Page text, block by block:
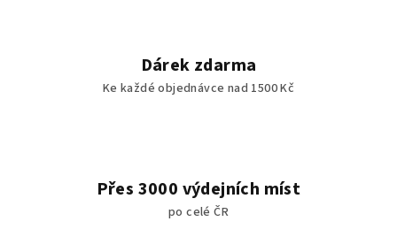
Dárek zdarma
Ke každé objednávce nad 1500 Kč
Přes 3000 výdejních míst
po celé ČR